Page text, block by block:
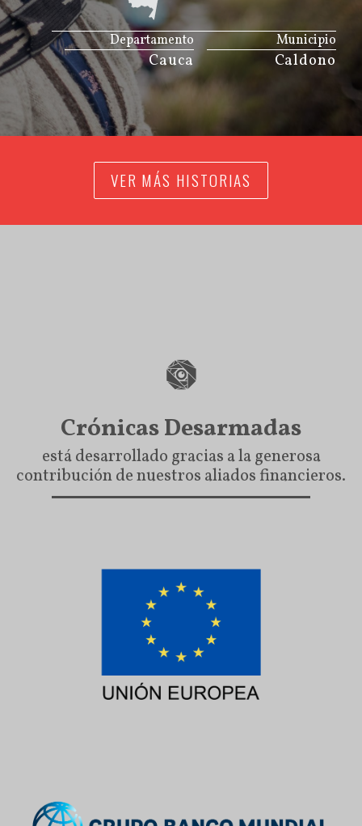
JS map by amCharts
Municipio
Caldono
Departamento
Cauca
Crónicas Desarmadas
está desarrollado gracias a la generosa
contribución de nuestros aliados financieros.